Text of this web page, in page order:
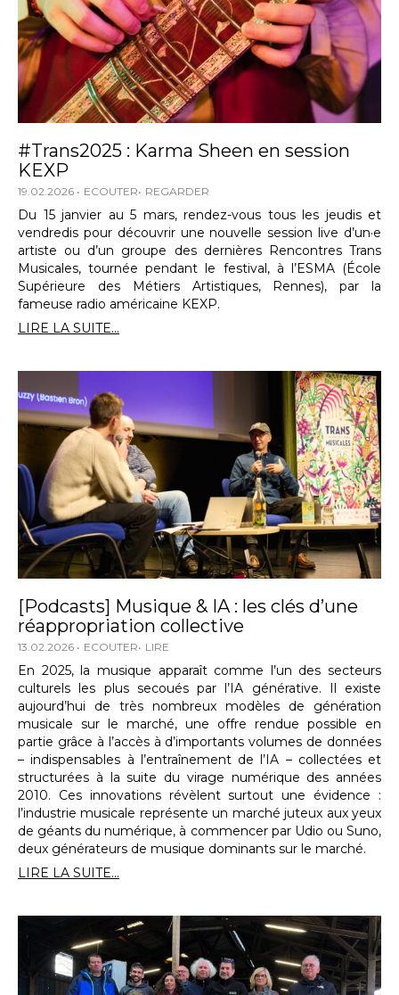
#Trans2025 : Karma Sheen en session
KEXP
19.02.2026 ECOUTER REGARDER
Du 15 janvier au 5 mars, rendez-vous tous les jeudis et
vendredis pour découvrir une nouvelle session live d’un·e
artiste ou d’un groupe des dernières Rencontres Trans
Musicales, tournée pendant le festival, à l’ESMA (École
Supérieure des Métiers Artistiques, Rennes), par la
fameuse radio américaine KEXP.
LIRE LA SUITE...
[Podcasts] Musique & IA : les clés d’une
réappropriation collective
13.02.2026 ECOUTER LIRE
En 2025, la musique apparaît comme l’un des secteurs
culturels les plus secoués par l’IA générative. Il existe
aujourd’hui de très nombreux modèles de génération
musicale sur le marché, une offre rendue possible en
partie grâce à l’accès à d’importants volumes de données
– indispensables à l’entraînement de l’IA – collectées et
structurées à la suite du virage numérique des années
2010. Ces innovations révèlent surtout une évidence :
l’industrie musicale représente un marché juteux aux yeux
de géants du numérique, à commencer par Udio ou Suno,
deux générateurs de musique dominants sur le marché.
LIRE LA SUITE...